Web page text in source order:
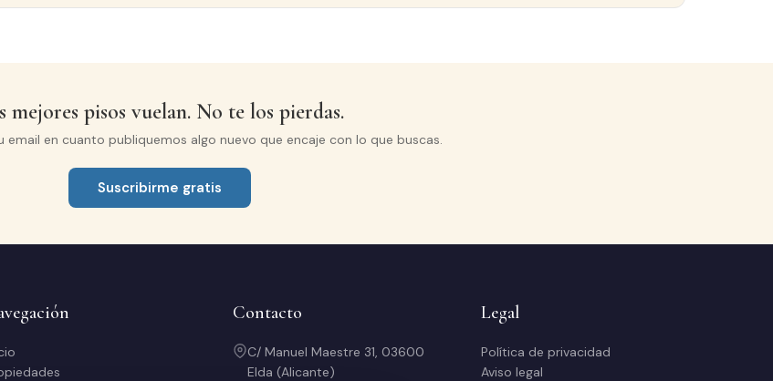
mejores pisos vuelan. No te los pierdas.
email en cuanto publiquemos algo nuevo que encaje con lo que buscas.
Suscribirme gratis
Contacto
C/ Manuel Maestre 31, 03600
Elda (Alicante)
Legal
Política de privacidad
Aviso legal